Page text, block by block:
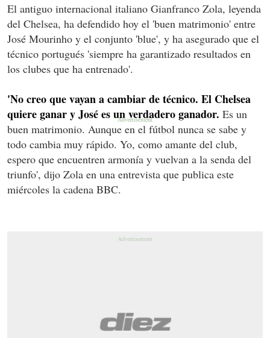
El antiguo internacional italiano Gianfranco Zola, leyenda
del Chelsea, ha defendido hoy el 'buen matrimonio' entre
José Mourinho y el conjunto 'blue', y ha asegurado que el
técnico portugués 'siempre ha garantizado resultados en
los clubes que ha entrenado'.
'No creo que vayan a cambiar de técnico. El Chelsea
quiere ganar y José es un verdadero ganador. Es un
buen matrimonio. Aunque en el fútbol nunca se sabe y
todo cambia muy rápido. Yo, como amante del club,
espero que encuentren armonía y vuelvan a la senda del
triunfo', dijo Zola en una entrevista que publica este
miércoles la cadena BBC.